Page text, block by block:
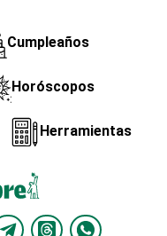
Cumpleaños
Horóscopos
Herramientas